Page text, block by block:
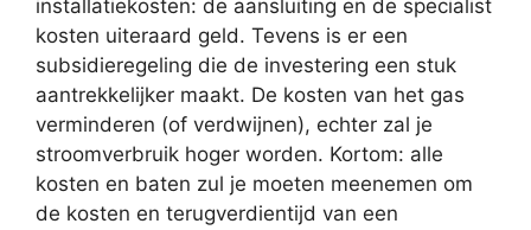
installatiekosten: de aansluiting en de specialist
kosten uiteraard geld. Tevens is er een
subsidieregeling die de investering een stuk
aantrekkelijker maakt. De kosten van het gas
verminderen (of verdwijnen), echter zal je
stroomverbruik hoger worden. Kortom: alle
kosten en baten zul je moeten meenemen om
de kosten en terugverdientijd van een